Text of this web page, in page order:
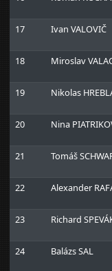
17
Ivan VALOVIČ
18 Miroslav
19 Nikolas
20
Nina
21
Tomáš
22 Alexander
23 Richard
24
Balázs SAL